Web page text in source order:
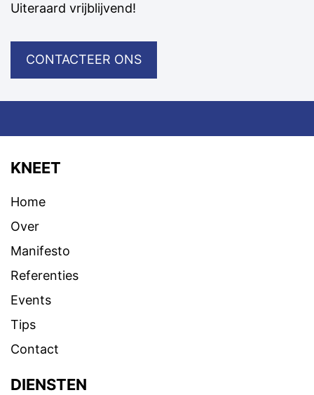
Uiteraard vrijblijvend!
CONTACTEER ONS
KNEET
Home
Over
Manifesto
Referenties
Events
Tips
Contact
DIENSTEN